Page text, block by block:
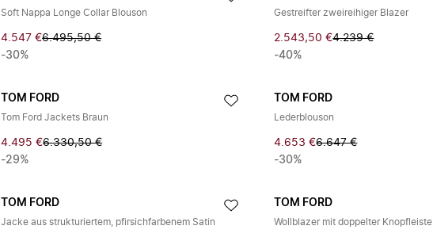
Soft Nappa Longe Collar Blouson
4.547 €6.495,50 €
-30%
Gestreifter zweireihiger Blazer
2.543,50 €4.239 €
-40%
TOM FORD
Tom Ford Jackets Braun
4.495 €6.330,50 €
-29%
TOM FORD
Lederblouson
4.653 €6.647 €
-30%
TOM FORD
Jacke aus strukturiertem, pfirsichfarbenem Satin
TOM FORD
Wollblazer mit doppelter Knopfleiste